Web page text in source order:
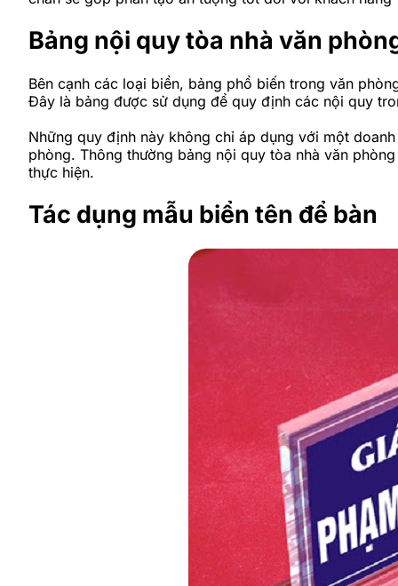
Bảng nội quy tòa nhà văn
Bên cạnh các loại biển, bảng phổ biến trong văn
Đây là bảng được sử dụng để quy định các nội quy
Những quy định này không chỉ áp dụng với một
phòng. Thông thường bảng nội quy tòa nhà văn
thực hiện.
Tác dụng mẫu biển tên để bàn